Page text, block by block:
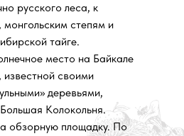
русского леса, к
монгольским степям и
тайге.
место на Байкале
известной своими
деревьями,
Колокольня.
обзорную площадку. По